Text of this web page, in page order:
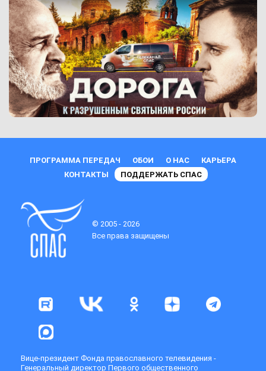
ПРОГРАММА ПЕРЕДАЧ ОБОИ О НАС
КАРЬЕРА
КОНТАКТЫ
ПОДДЕРЖАТЬ СПАС
© 2005 - 2026
Все права защищены
Вице-президент Фонда православного телевидения -
Генеральный директор Первого общественного